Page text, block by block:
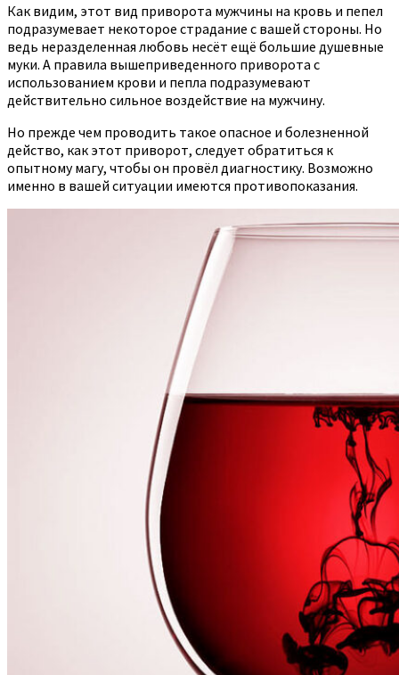
Как видим, этот вид приворота мужчины на кровь и пепел
подразумевает некоторое страдание с вашей стороны. Но
ведь неразделенная любовь несёт ещё большие душевные
муки. А правила вышеприведенного приворота с
использованием крови и пепла подразумевают
действительно сильное воздействие на мужчину.
Но прежде чем проводить такое опасное и болезненной
действо, как этот приворот, следует обратиться к
опытному магу, чтобы он провёл диагностику. Возможно
именно в вашей ситуации имеются противопоказания.